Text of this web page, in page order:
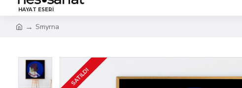
HAYAT ESERI
Smyrna
SATILDI